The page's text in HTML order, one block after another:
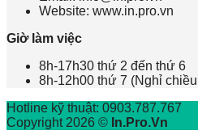
Website: www.in.pro.vn
Giờ làm việc
8h-17h30 thứ 2 đến thứ 6
8h-12h00 thứ 7 (Nghỉ
Hotline kỹ thuật: 0903.787.767
Copyright 2026 © In.Pro.Vn